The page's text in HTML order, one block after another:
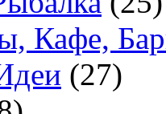
Кафе,
(27)